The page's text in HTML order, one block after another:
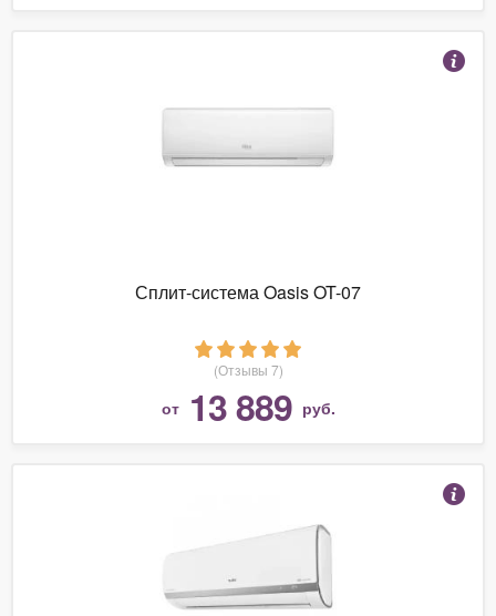
Сплит-система Oasis OT-07
(Отзывы 7)
от 13 889 руб.